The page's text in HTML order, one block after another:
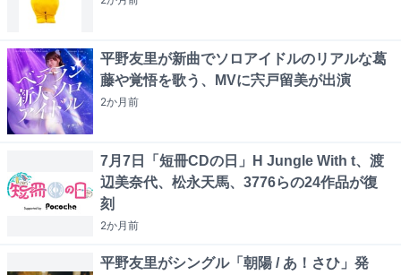
平野友里が新曲でソロアイドルのリアルな葛
藤や覚悟を歌う、MVに宍戸留美が出演
2か月前
7月7日「短冊CDの日」H Jungle With t、渡
辺美奈代、松永天馬、3776らの24作品が復
刻
2か月前
平野友里がシングル「朝陽 / あ！さひ」発